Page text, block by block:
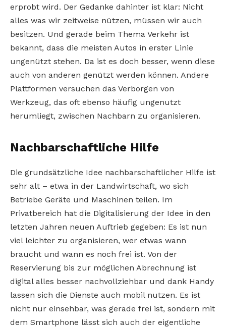
erprobt wird. Der Gedanke dahinter ist klar: Nicht
alles was wir zeitweise nützen, müssen wir auch
besitzen. Und gerade beim Thema Verkehr ist
bekannt, dass die meisten Autos in erster Linie
ungenützt stehen. Da ist es doch besser, wenn diese
auch von anderen genützt werden können. Andere
Plattformen versuchen das Verborgen von
Werkzeug, das oft ebenso häufig ungenutzt
herumliegt, zwischen Nachbarn zu organisieren.
Nachbarschaftliche Hilfe
Die grundsätzliche Idee nachbarschaftlicher Hilfe ist
sehr alt – etwa in der Landwirtschaft, wo sich
Betriebe Geräte und Maschinen teilen. Im
Privatbereich hat die Digitalisierung der Idee in den
letzten Jahren neuen Auftrieb gegeben: Es ist nun
viel leichter zu organisieren, wer etwas wann
braucht und wann es noch frei ist. Von der
Reservierung bis zur möglichen Abrechnung ist
digital alles besser nachvollziehbar und dank Handy
lassen sich die Dienste auch mobil nutzen. Es ist
nicht nur einsehbar, was gerade frei ist, sondern mit
dem Smartphone lässt sich auch der eigentliche